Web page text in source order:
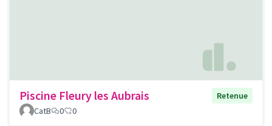
Piscine Fleury les Aubrais
Retenue
CatB
0 0